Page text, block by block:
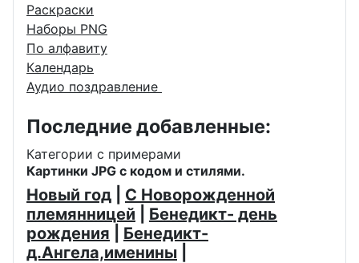
Раскраски
Наборы PNG
По алфавиту
Календарь
Аудио поздравление
Последние добавленные:
Категории с примерами
Картинки JPG с кодом и стилями.
Новый год
С Новорожденной
племянницей
Бенедикт- день
рождения
Бенедикт-
д.Ангела,именины